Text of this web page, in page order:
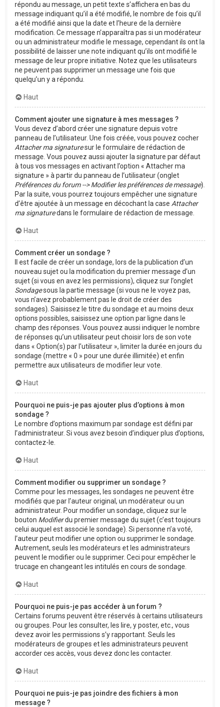
répondu au message, un petit texte s’affichera en bas du
message indiquant qu’il a été modifié, le nombre de fois qu’il
a été modifié ainsi que la date et l’heure de la dernière
modification. Ce message n’apparaîtra pas si un modérateur
ou un administrateur modifie le message, cependant ils ont la
possibilité de laisser une note indiquant qu’ils ont modifié le
message de leur propre initiative. Notez que les utilisateurs
ne peuvent pas supprimer un message une fois que
quelqu’un y a répondu.
Haut
Comment ajouter une signature à mes messages ?
Vous devez d’abord créer une signature depuis votre
panneau de l’utilisateur. Une fois créée, vous pouvez cocher
Attacher ma signaturesur le formulaire de rédaction de
message. Vous pouvez aussi ajouter la signature par défaut
à tous vos messages en activant l’option « Attacher ma
signature » à partir du panneau de l’utilisateur (onglet
Préférences du forum --> Modifier les préférences de message).
Par la suite, vous pourrez toujours empêcher une signature
d’être ajoutée à un message en décochant la case Attacher
ma signaturedans le formulaire de rédaction de message.
Haut
Comment créer un sondage ?
Il est facile de créer un sondage, lors de la publication d’un
nouveau sujet ou la modification du premier message d’un
sujet (si vous en avez les permissions), cliquez sur l’onglet
Sondagesous la partie message (si vous ne le voyez pas,
vous n’avez probablement pas le droit de créer des
sondages). Saisissez le titre du sondage et au moins deux
options possibles, saisissez une option par ligne dans le
champ des réponses. Vous pouvez aussi indiquer le nombre
de réponses qu’un utilisateur peut choisir lors de son vote
dans « Option(s) par l’utilisateur », limiter la durée en jours du
sondage (mettre « 0 » pour une durée illimitée) et enfin
permettre aux utilisateurs de modifier leur vote.
Haut
Pourquoi ne puis-je pas ajouter plus d’options à mon
sondage ?
Le nombre d’options maximum par sondage est défini par
l’administrateur. Si vous avez besoin d’indiquer plus d’options,
contactez-le.
Haut
Comment modifier ou supprimer un sondage ?
Comme pour les messages, les sondages ne peuvent être
modifiés que par l’auteur original, un modérateur ou un
administrateur. Pour modifier un sondage, cliquez sur le
bouton Modifierdu premier message du sujet (c’est toujours
celui auquel est associé le sondage). Si personne n’a voté,
l’auteur peut modifier une option ou supprimer le sondage.
Autrement, seuls les modérateurs et les administrateurs
peuvent le modifier ou le supprimer. Ceci pour empêcher le
trucage en changeant les intitulés en cours de sondage.
Haut
Pourquoi ne puis-je pas accéder à un forum ?
Certains forums peuvent être réservés à certains utilisateurs
ou groupes. Pour les consulter, les lire, y poster, etc., vous
devez avoir les permissions s’y rapportant. Seuls les
modérateurs de groupes et les administrateurs peuvent
accorder ces accès, vous devez donc les contacter.
Haut
Pourquoi ne puis-je pas joindre des fichiers à mon
message ?